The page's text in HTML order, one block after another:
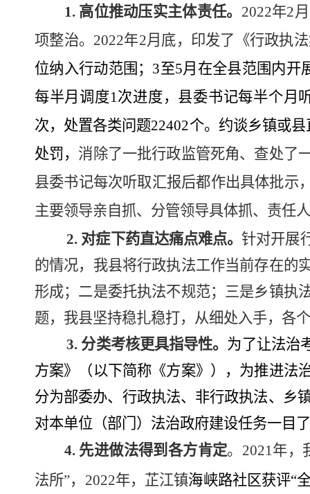
1. 高位推动压实主体责任。 2022年2
项整治。 2022年2月底， 印发了《行政执
位纳入行动范围 ； 3至5月在全县范围内开
每半月调度1次进度，县委书记每半个月
次，处置各类问题22402个。约谈乡镇或
处罚， 消除了一批行政监管死角、查处了
县委书记每次听取汇报后都作出具体批示
主要领导亲自抓、分管领导具体抓、责任
2. 对症下药直达痛点难点。针对开展
的情况，我县将行政执法工作当前存在的
形成；二是委托执法不规范；三是乡镇执
题，我县坚持稳扎稳打，从细处入手，各
3. 分类考核更具指导性。 为了让法治
方案》
（ 以下简称《方案》 ），为推进法
分为部委办、行政执法、非行政执法、乡
对本单位（部门）法治政府建设任务一目
4. 先进做法得到各方肯定。 2021年，
法所”， 2022年，芷江镇海峡路社区获评“